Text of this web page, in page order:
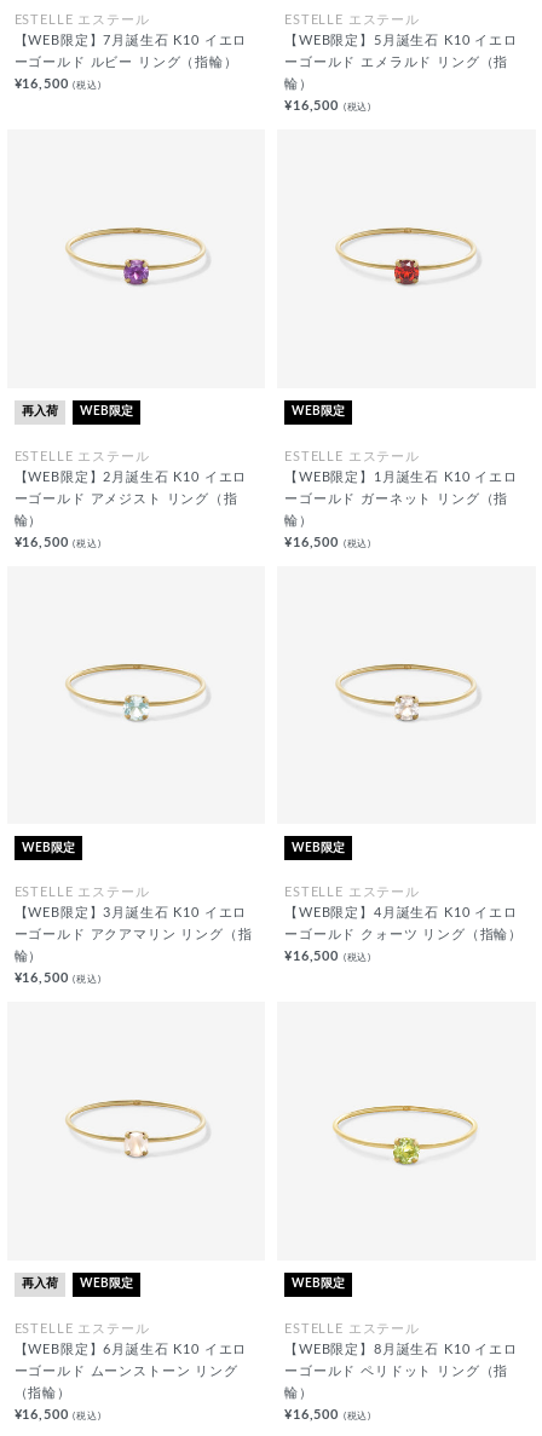
ESTELLE エステール
【WEB限定】7月誕生石 K10 イエロ
ーゴールド ルビー リング（指輪）
¥16,500(税込)
ESTELLE エステール
【WEB限定】5月誕生石 K10 イエロ
ーゴールド エメラルド リング（指
輪）
¥16,500 (税込)
再入荷 WEB限定
ESTELLE エステール
【WEB限定】2月誕生石 K10 イエロ
ーゴールド アメジスト リング（指
輪）
¥16,500(税込)
WEB限定
ESTELLE エステール
【WEB限定】1月誕生石 K10 イエロ
ーゴールド ガーネット リング（指
輪）
¥16,500 (税込)
WEB限定
ESTELLE エステール
【WEB限定】3月誕生石 K10 イエロ
ーゴールド アクアマリン リング（指
輪）
¥16,500(税込)
WEB限定
ESTELLE エステール
【WEB限定】4月誕生石 K10 イエロ
ーゴールド クォーツ リング（指輪）
¥16,500 (税込)
再入荷 WEB限定
ESTELLE エステール
【WEB限定】6月誕生石 K10 イエロ
ーゴールド ムーンストーン リング
（指輪）
¥16,500(税込)
WEB限定
ESTELLE エステール
【WEB限定】8月誕生石 K10 イエロ
ーゴールド ペリドット リング（指
輪）
¥16,500 (税込)